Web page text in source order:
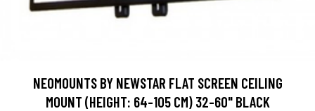
NEOMOUNTS BY NEWSTAR FLAT SCREEN CEILING
MOUNT (HEIGHT: 64-105 CM) 32-60" BLACK